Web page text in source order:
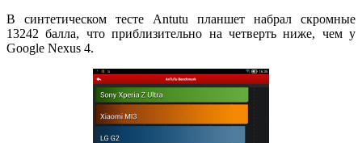
В синтетическом тесте Antutu планшет набрал скромные
13242 балла, что приблизительно на четверть ниже, чем у
Google Nexus 4.